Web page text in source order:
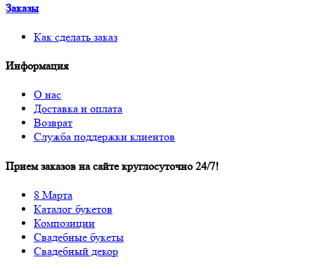
Заказы
Как сделать заказ
Информация
О нас
Доставка и оплата
Возврат
Служба поддержки клиентов
Прием заказов на сайте круглосуточно 24/7!
8 Марта
Каталог букетов
Композиции
Свадебные букеты
Свадебный декор